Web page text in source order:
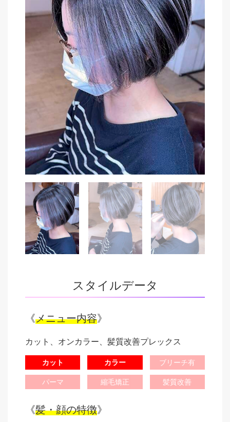
スタイルデータ
《メニュー内容》
カット、オンカラー、髪質改善プレックス
カット カラー ブリーチ有
パーマ 縮毛矯正 髪質改善
《髪・顔の特徴》